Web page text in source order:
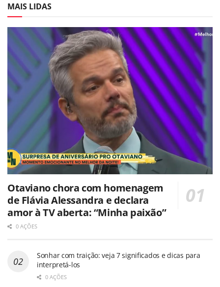
MAIS LIDAS
Otaviano chora com homenagem
de Flávia Alessandra e declara
amor à TV aberta: “Minha paixão”
0 AÇÕES
Sonhar com traição: veja 7 significados e dicas para
interpretá-los
0 AÇÕES